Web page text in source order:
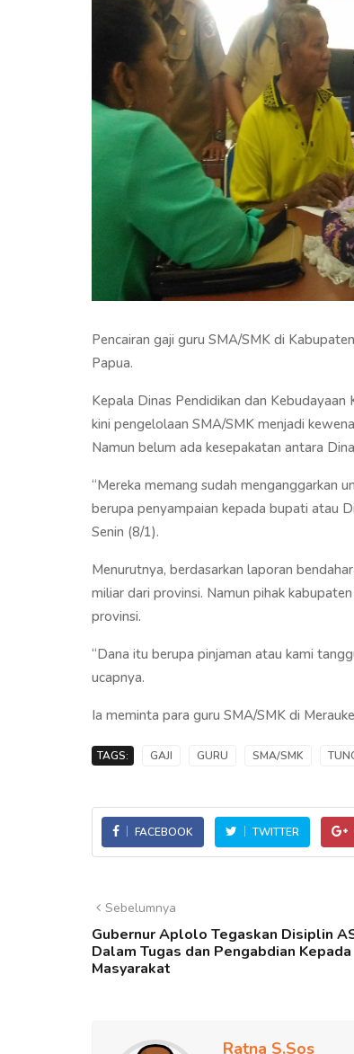
Pencairan gaji guru SMA/SMK di
Papua.
Kepala Dinas Pendidikan dan
kini pengelolaan SMA/SMK menjadi
Namun belum ada kesepakatan antara
“Mereka memang sudah menganggarkan
berupa penyampaian kepada bupati atau
Senin (8/1).
Menurutnya, berdasarkan laporan
miliar dari provinsi. Namun pihak
provinsi.
“Dana itu berupa pinjaman atau kami
ucapnya.
Ia meminta para guru SMA/SMK di
TAGS: GAJI GURU SMA/SMK
FACEBOOK TWITTER
Sebelumnya
Gubernur Aplolo Tegaskan Disiplin
Dalam Tugas dan Pengabdian Kepada
Masyarakat
Ratna S.Sos